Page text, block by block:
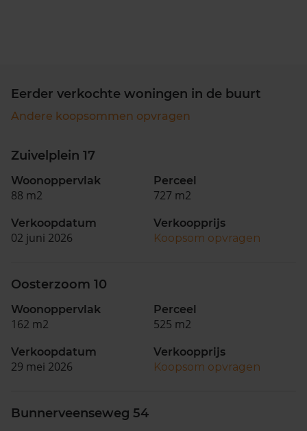
Eerder verkochte woningen in de buurt
Andere koopsommen opvragen
Zuivelplein 17
Woonoppervlak
88 m2
Perceel
727 m2
Verkoopdatum
02 juni 2026
Verkoopprijs
Koopsom opvragen
Oosterzoom 10
Woonoppervlak
162 m2
Perceel
525 m2
Verkoopdatum
29 mei 2026
Verkoopprijs
Koopsom opvragen
Bunnerveenseweg 54